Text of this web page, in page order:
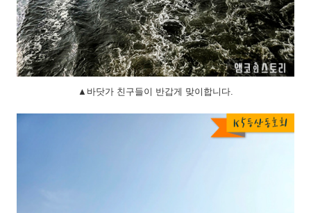
▲바닷가 친구들이 반갑게 맞이합니다.